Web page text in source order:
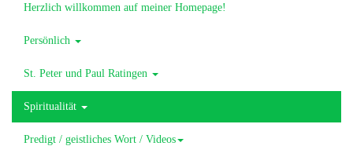
Herzlich willkommen auf meiner Homepage!
Persönlich
St. Peter und Paul Ratingen
Spiritualität
Predigt / geistliches Wort / Videos